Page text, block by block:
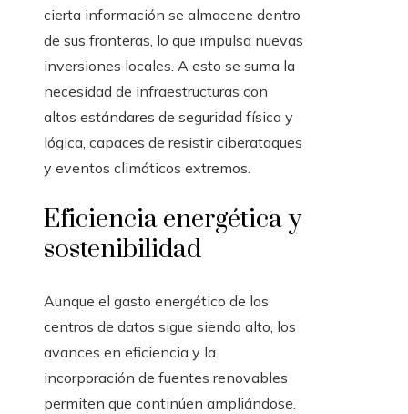
cierta información se almacene dentro
de sus fronteras, lo que impulsa nuevas
inversiones locales. A esto se suma la
necesidad de infraestructuras con
altos estándares de seguridad física y
lógica, capaces de resistir ciberataques
y eventos climáticos extremos.
Eficiencia energética y
sostenibilidad
Aunque el gasto energético de los
centros de datos sigue siendo alto, los
avances en eficiencia y la
incorporación de fuentes renovables
permiten que continúen ampliándose.